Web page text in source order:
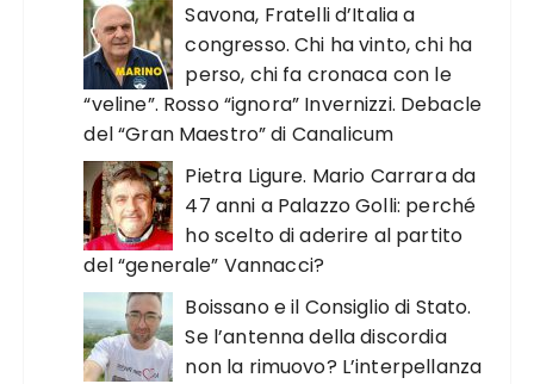
Savona, Fratelli d’Italia a
congresso. Chi ha vinto, chi ha
perso, chi fa cronaca con le
“veline”. Rosso “ignora” Invernizzi. Debacle
del “Gran Maestro” di Canalicum
Pietra Ligure. Mario Carrara da
47 anni a Palazzo Golli: perché
ho scelto di aderire al partito
del “generale” Vannacci?
Boissano e il Consiglio di Stato.
Se l’antenna della discordia
non la rimuovo? L’interpellanza